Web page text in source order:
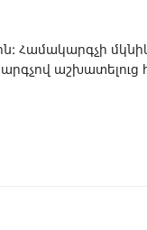
Համակարգչի